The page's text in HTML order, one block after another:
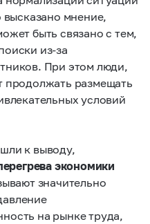
мнение,
быть связано с тем,
из‑за
При этом люди,
размещать
условий
к выводу,
экономики
значительно
на рынке труда,